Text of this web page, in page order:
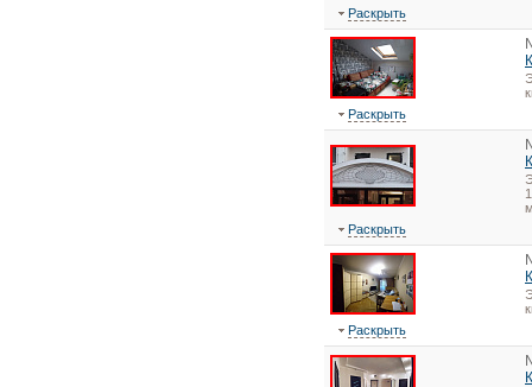
Раскрыть
Раскрыть
Раскрыть
Раскрыть